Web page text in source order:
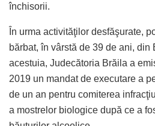
închisorii.
În urma activităţilor desfăşurate,
bărbat, în vârstă de 39 de ani, din
acestuia, Judecătoria Brăila a
2019 un mandat de executare a
de un an pentru comiterea
a mostrelor biologice după ce a